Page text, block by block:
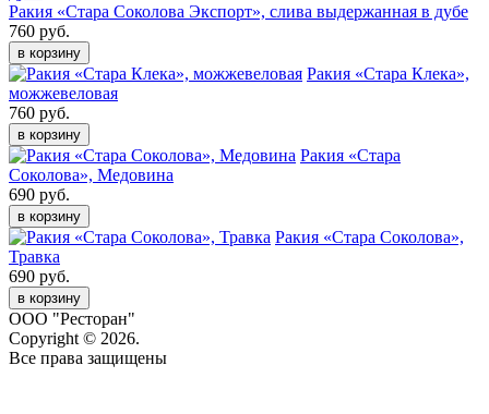
Ракия «Стара Соколова Экспорт», слива выдержанная в дубе
760 руб.
в корзину
Ракия «Стара Клека»,
можжевеловая
760 руб.
в корзину
Ракия «Стара
Соколова», Медовина
690 руб.
в корзину
Ракия «Стара Соколова»,
Травка
690 руб.
в корзину
ООО "Ресторан"
Copyright © 2026.
Все права защищены